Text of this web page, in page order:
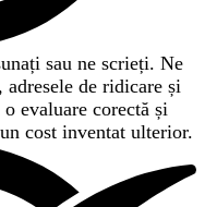
sau ne scrieți. Ne
adresele de ridicare și
evaluare corectă și
cost inventat ulterior.